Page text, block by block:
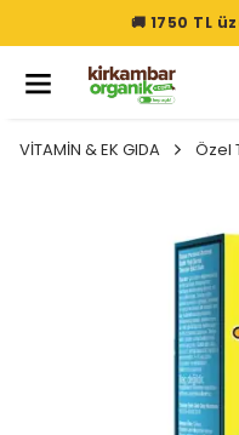
🚚 1750 TL
VİTAMİN & EK GIDA Özel